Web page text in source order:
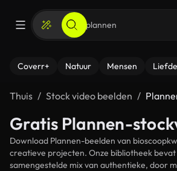
Coverr+ Natuur Mensen
Thuis Stock video beelden
Gratis Plannen-
Download Plannen-beelden van
creatieve projecten. Onze bibliotheek
samengestelde mix van authentieke, door